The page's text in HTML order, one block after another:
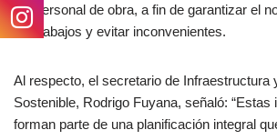
del personal de obra, a fin de garantizar el
los trabajos y evitar inconvenientes.
Al respecto, el secretario de Infraestructura
Sostenible, Rodrigo Fuyana, señaló: “Estas
forman parte de una planificación integral